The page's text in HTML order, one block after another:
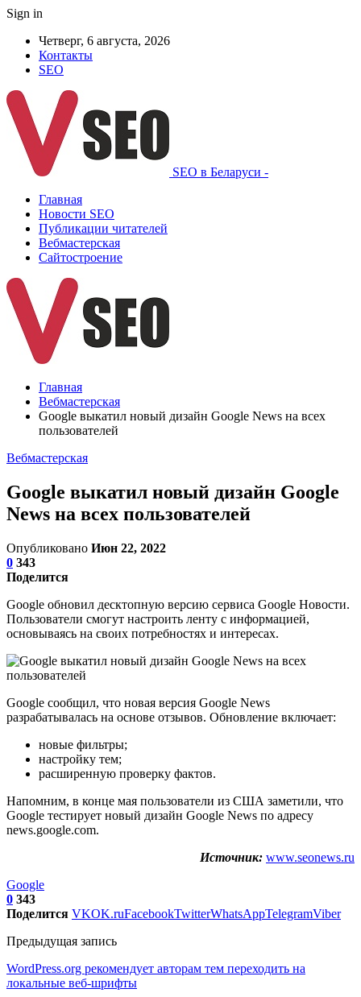
Sign in
Четверг, 6 августа, 2026
Контакты
SEO
SEO в Беларуси -
Главная
Новости SEO
Публикации читателей
Вебмастерская
Сайтостроение
Главная
Вебмастерская
Google выкатил новый дизайн Google News на всех
пользователей
Вебмастерская
Google выкатил новый дизайн Google
News на всех пользователей
Опубликовано Июн 22, 2022
0 343
Поделится
Google обновил десктопную версию сервиса Google Новости.
Пользователи смогут настроить ленту с информацией,
основываясь на своих потребностях и интересах.
Google сообщил, что новая версия Google News
разрабатывалась на основе отзывов. Обновление включает:
новые фильтры;
настройку тем;
расширенную проверку фактов.
Напомним, в конце мая пользователи из США заметили, что
Google тестирует новый дизайн Google News по адресу
news.google.com.
Источник: www.seonews.ru
Google
0 343
Поделится VKOK.ruFacebookTwitterWhatsAppTelegramViber
Предыдущая запись
WordPress.org рекомендует авторам тем переходить на
локальные веб-шрифты